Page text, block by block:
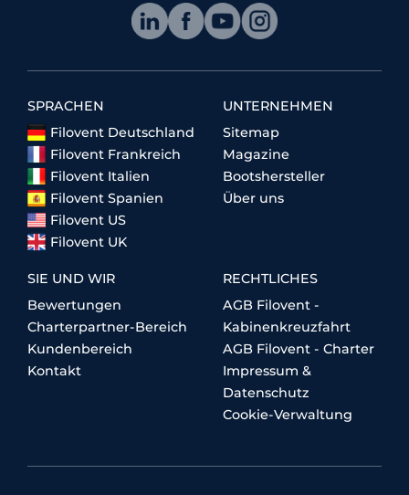
SPRACHEN
Filovent Deutschland
Filovent Frankreich
Filovent Italien
Filovent Spanien
Filovent US
Filovent UK
UNTERNEHMEN
Sitemap
Magazine
Bootshersteller
Über uns
SIE UND WIR
Bewertungen
Charterpartner-Bereich
Kundenbereich
Kontakt
RECHTLICHES
AGB Filovent -
Kabinenkreuzfahrt
AGB Filovent - Charter
Impressum &
Datenschutz
Cookie-Verwaltung